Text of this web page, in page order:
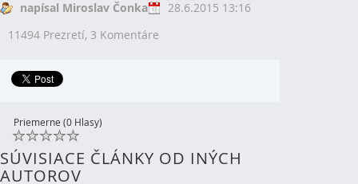
napísal Miroslav Čonka
28.6.2015 13:16
11494 Prezretí, 3 Komentáre
Priemerne (0 Hlasy)
SÚVISIACE ČLÁNKY OD INÝCH
AUTOROV